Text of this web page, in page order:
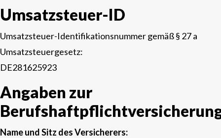
Umsatzsteuer-ID
Umsatzsteuer-Identifikationsnummer gemäß § 27 a
Umsatzsteuergesetz:
DE281625923
Angaben zur
Name und Sitz des Versicherers: